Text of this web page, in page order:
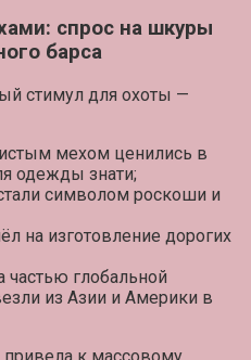
спрос на шкуры
барса
стимул для охоты —
мехом ценились в
одежды знати;
символом роскоши и
на изготовление дорогих
частью глобальной
из Азии и Америки в